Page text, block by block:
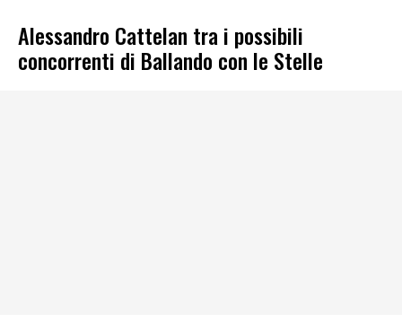
Alessandro Cattelan tra i possibili
concorrenti di Ballando con le Stelle